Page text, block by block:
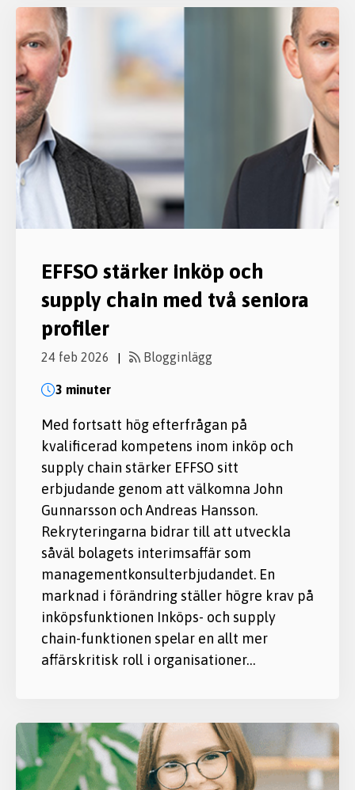
EFFSO stärker inköp och
supply chain med två seniora
profiler
24 feb 2026 | Blogginlägg
3 minuter
Med fortsatt hög efterfrågan på
kvalificerad kompetens inom inköp och
supply chain stärker EFFSO sitt
erbjudande genom att välkomna John
Gunnarsson och Andreas Hansson.
Rekryteringarna bidrar till att utveckla
såväl bolagets interimsaffär som
managementkonsulterbjudandet. En
marknad i förändring ställer högre krav på
inköpsfunktionen Inköps- och supply
chain-funktionen spelar en allt mer
affärskritisk roll i organisationer…